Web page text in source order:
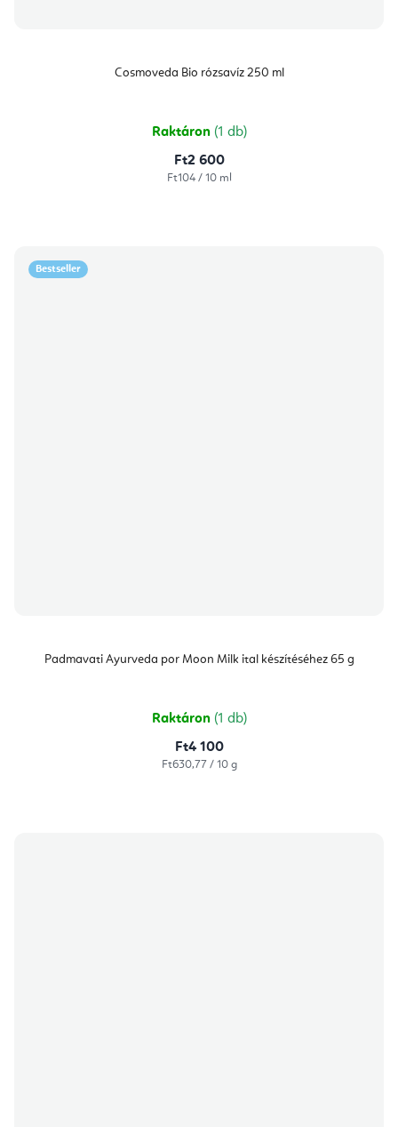
Cosmoveda Bio rózsavíz 250 ml
Raktáron (1 db)
Ft2 600
Egységár:
Ft104 / 10 ml
Bestseller
Padmavati Ayurveda por Moon Milk ital készítéséhez 65 g
Raktáron (1 db)
Ft4 100
Egységár:
Ft630,77 / 10 g